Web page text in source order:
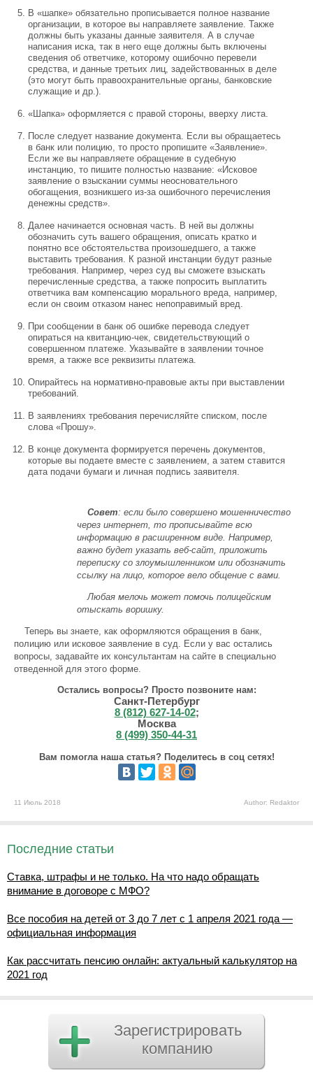
В «шапке» обязательно прописывается полное название
организации, в которое вы направляете заявление. Также
должны быть указаны данные заявителя. А в случае
написания иска, так в него еще должны быть включены
сведения об ответчике, которому ошибочно перевели
средства, и данные третьих лиц, задействованных в деле
(это могут быть правоохранительные органы, банковские
служащие и др.).
«Шапка» оформляется с правой стороны, вверху листа.
После следует название документа. Если вы обращаетесь
в банк или полицию, то просто пропишите «Заявление».
Если же вы направляете обращение в судебную
инстанцию, то пишите полностью название: «Исковое
заявление о взыскании суммы неосновательного
обогащения, возникшего из-за ошибочного перечисления
денежны средств».
Далее начинается основная часть. В ней вы должны
обозначить суть вашего обращения, описать кратко и
понятно все обстоятельства произошедшего, а также
выставить требования. К разной инстанции будут разные
требования. Например, через суд вы сможете взыскать
перечисленные средства, а также попросить выплатить
ответчика вам компенсацию морального вреда, например,
если он своим отказом нанес непоправимый вред.
При сообщении в банк об ошибке перевода следует
опираться на квитанцию-чек, свидетельствующий о
совершенном платеже. Указывайте в заявлении точное
время, а также все реквизиты платежа.
Опирайтесь на нормативно-правовые акты при выставлении
требований.
В заявлениях требования перечисляйте списком, после
слова «Прошу».
В конце документа формируется перечень документов,
которые вы подаете вместе с заявлением, а затем ставится
дата подачи бумаги и личная подпись заявителя.
Совет: если было совершено мошенничество
через интернет, то прописывайте всю
информацию в расширенном виде. Например,
важно будет указать веб-сайт, приложить
переписку со злоумышленником или обозначить
ссылку на лицо, которое вело общение с вами.
Любая мелочь может помочь полицейским
отыскать воришку.
Теперь вы знаете, как оформляются обращения в банк,
полицию или исковое заявление в суд. Если у вас остались
вопросы, задавайте их консультантам на сайте в специально
отведенной для этого форме.
Остались вопросы? Просто позвоните нам:
Санкт-Петербург
8 (812) 627-14-02;
Москва
8 (499) 350-44-31
Вам помогла наша статья? Поделитесь в соц сетях!
11 Июль 2018 Author: Redaktor
Последние статьи
Ставка, штрафы и не только. На что надо обращать
внимание в договоре с МФО?
Все пособия на детей от 3 до 7 лет с 1 апреля 2021 года —
официальная информация
Как рассчитать пенсию онлайн: актуальный калькулятор на
2021 год
Зарегистрировать
компанию